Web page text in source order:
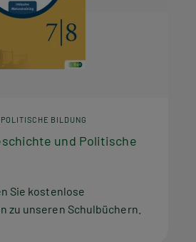
BILDUNG
und Politische
Sie kostenlose
zu unseren Schulbüchern.